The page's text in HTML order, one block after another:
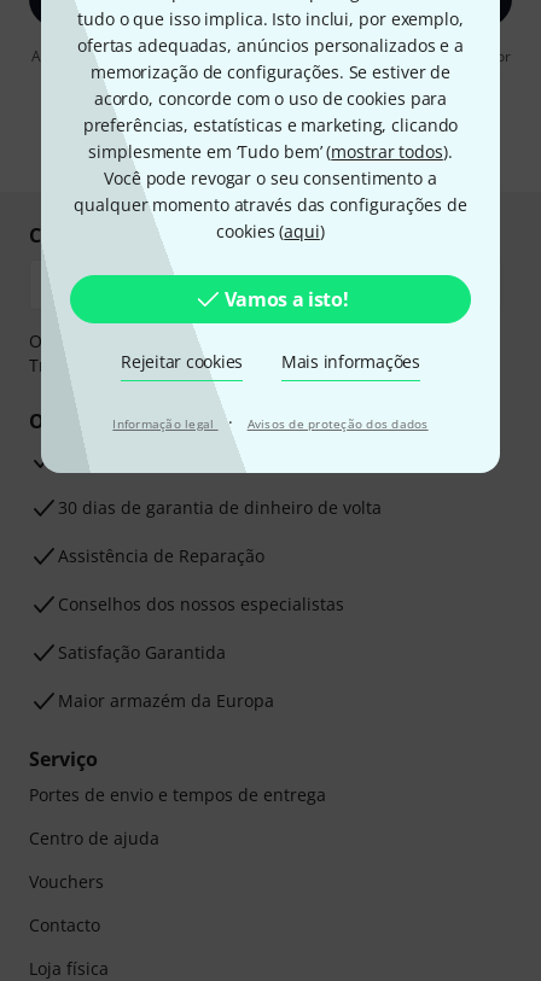
tudo o que isso implica. Isto inclui, por exemplo,
ofertas adequadas, anúncios personalizados e a
memorização de configurações. Se estiver de
acordo, concorde com o uso de cookies para
preferências, estatísticas e marketing, clicando
simplesmente em ‘Tudo bem’ (mostrar todos).
Você pode revogar o seu consentimento a
qualquer momento através das configurações de
cookies (aqui)
Vamos a isto!
Rejeitar cookies Mais informações
Informação legal · Avisos de proteção dos dados
Ao clicar em "Inscreva-se agora", concordo em receber publicidade por
e-mail. Posso cancelar a assinatura a qualquer momento. Você pode
encontrar mais informações sobre a newsletter na nossadiretriz de
proteção de dados
.
* Requeridos
Compre e pague em segurança
O pagamento pode ser feito de forma segura através de
Transferência bancária, PayPal ou Cartão de crédito.
Os seus benefícios
Garantia Thomann de 3 anos
30 dias de garantia de dinheiro de volta
Assistência de Reparação
Conselhos dos nossos especialistas
Satisfação Garantida
Maior armazém da Europa
Serviço
Portes de envio e tempos de entrega
Centro de ajuda
Vouchers
Contacto
Loja física